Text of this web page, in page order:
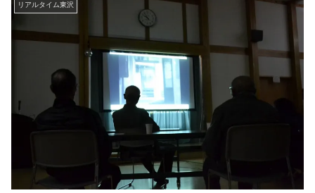
リアルタイム東沢